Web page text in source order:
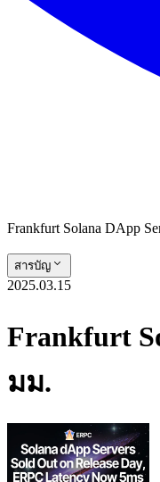
Frankfurt Solana DApp
สารบัญ
2025.03.15
Frankfurt
มม.